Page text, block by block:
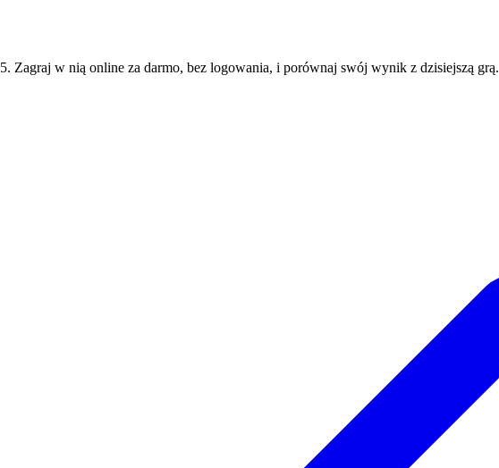
. Zagraj w nią online za darmo, bez logowania, i porównaj swój wynik z dzisiejszą grą.